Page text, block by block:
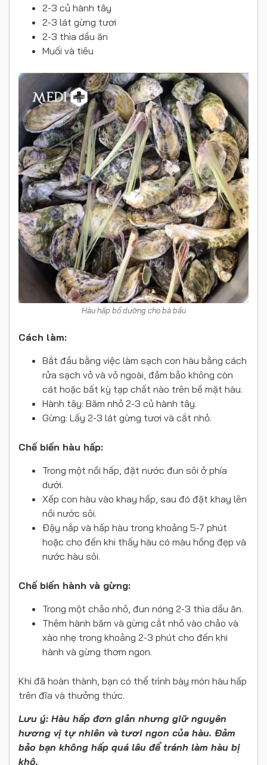
2-3 củ hành tây
2-3 lát gừng tươi
2-3 thìa dầu ăn
Muối và tiêu
Hàu hấp bổ dưỡng cho bà bầu
Cách làm:
Bắt đầu bằng việc làm sạch con hàu bằng cách
rửa sạch vỏ và vỏ ngoài, đảm bảo không còn
cát hoặc bất kỳ tạp chất nào trên bề mặt hàu.
Hành tây: Băm nhỏ 2-3 củ hành tây.
Gừng: Lấy 2-3 lát gừng tươi và cắt nhỏ.
Chế biến hàu hấp:
Trong một nồi hấp, đặt nước đun sôi ở phía
dưới.
Xếp con hàu vào khay hấp, sau đó đặt khay lên
nồi nước sôi.
Đậy nắp và hấp hàu trong khoảng 5-7 phút
hoặc cho đến khi thấy hàu có màu hồng đẹp và
nước hàu sôi.
Chế biến hành và gừng:
Trong một chảo nhỏ, đun nóng 2-3 thìa dầu ăn.
Thêm hành băm và gừng cắt nhỏ vào chảo và
xào nhẹ trong khoảng 2-3 phút cho đến khi
hành và gừng thơm ngon.
Khi đã hoàn thành, bạn có thể trình bày món hàu hấp
trên đĩa và thưởng thức.
Lưu ý: Hàu hấp đơn giản nhưng giữ nguyên
hương vị tự nhiên và tươi ngon của hàu. Đảm
bảo bạn không hấp quá lâu để tránh làm hàu bị
khô.